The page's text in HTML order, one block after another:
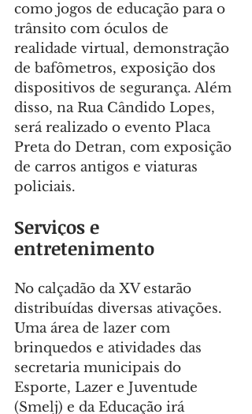
como jogos de educação para o
trânsito com óculos de
realidade virtual, demonstração
de bafômetros, exposição dos
dispositivos de segurança. Além
disso, na Rua Cândido Lopes,
será realizado o evento Placa
Preta do Detran, com exposição
de carros antigos e viaturas
policiais.
Serviços e
entretenimento
No calçadão da XV estarão
distribuídas diversas ativações.
Uma área de lazer com
brinquedos e atividades das
secretaria municipais do
Esporte, Lazer e Juventude
(Smelj) e da Educação irá